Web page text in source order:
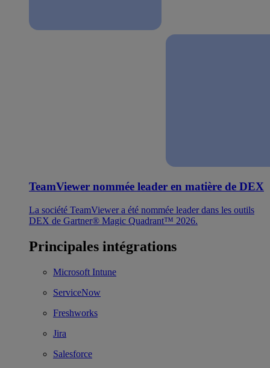
TeamViewer nommée leader en matière de DEX
La société TeamViewer a été nommée leader dans les outils
DEX de Gartner® Magic Quadrant™ 2026.
Principales intégrations
Microsoft Intune
ServiceNow
Freshworks
Jira
Salesforce